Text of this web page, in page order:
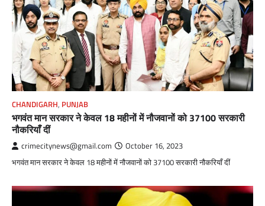
CHANDIGARH, PUNJAB
भगवंत मान सरकार ने केवल 18 महीनों में नौजवानों को 37100 सरकारी
नौकरियाँ दीं
crimecitynews@gmail.com October 16, 2023
भगवंत मान सरकार ने केवल 18 महीनों में नौजवानों को 37100 सरकारी नौकरियाँ दीं